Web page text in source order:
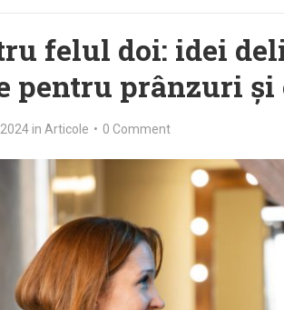
felul doi: idei
pentru prânzuri și
in Articole • 0 Comment